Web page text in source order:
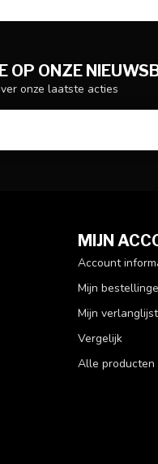
OP ONZE
onze laatste acties
MIJN
Account
Mijn
Mijn verlanglijst
Vergelijk
Alle producten